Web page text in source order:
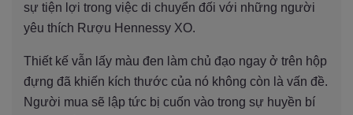
sự tiện lợi trong việc di chuyển đối với những người
yêu thích Rượu Hennessy XO.
Thiết kế vẫn lấy màu đen làm chủ đạo ngay ở trên hộp
đựng đã khiến kích thước của nó không còn là vấn đề.
Người mua sẽ lập tức bị cuốn vào trong sự huyền bí